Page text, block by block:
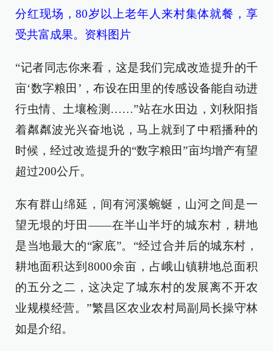
分红现场，80岁以上老年人来村集体就餐，享
受共富成果。资料图片
“记者同志你来看，这是我们完成改造提升的千
亩‘数字粮田’，布设在田里的传感设备能自动进
行虫情、土壤检测……”站在水田边，刘秋阳指
着粼粼波光兴奋地说，马上就到了中稻播种的
时候，经过改造提升的“数字粮田”亩均增产有望
超过200公斤。
东有群山绵延，间有河溪蜿蜒，山河之间是一
望无垠的圩田——在半山半圩的城东村，耕地
是当地最大的“家底”。“经过合并后的城东村，
耕地面积达到8000余亩，占峨山镇耕地总面积
的五分之二，这决定了城东村的发展离不开农
业规模经营。”繁昌区农业农村局副局长操守林
如是介绍。